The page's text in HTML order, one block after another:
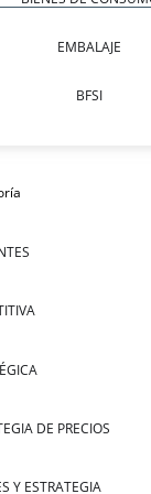
EMBALAJE
BFSI
DE PRECIOS
Y ESTRATEGIA